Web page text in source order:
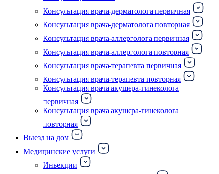
Консультация врача-дерматолога первичная
Консультация врача-дерматолога повторная
Консультация врача-аллерголога первичная
Консультация врача-аллерголога повторная
Консультация врача-терапевта первичная
Консультация врача-терапевта повторная
Консультация врача акушера-гинеколога
первичная
Консультация врача акушера-гинеколога
повторная
Выезд на дом
Медицинские услуги
Иньекции